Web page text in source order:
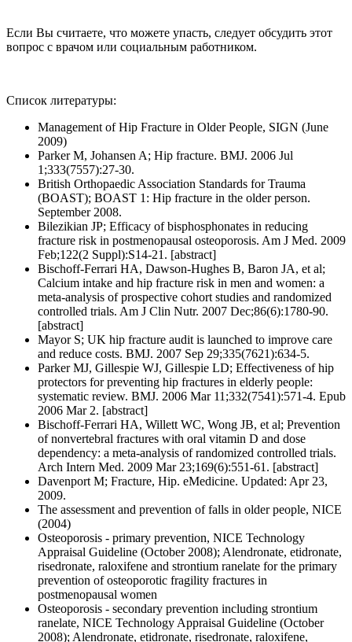
Если Вы считаете, что можете упасть, следует обсудить этот
вопрос с врачом или социальным работником.
Список литературы:
Management of Hip Fracture in Older People, SIGN (June
2009)
Parker M, Johansen A; Hip fracture. BMJ. 2006 Jul
1;333(7557):27-30.
British Orthopaedic Association Standards for Trauma
(BOAST); BOAST 1: Hip fracture in the older person.
September 2008.
Bilezikian JP; Efficacy of bisphosphonates in reducing
fracture risk in postmenopausal osteoporosis. Am J Med. 2009
Feb;122(2 Suppl):S14-21. [abstract]
Bischoff-Ferrari HA, Dawson-Hughes B, Baron JA, et al;
Calcium intake and hip fracture risk in men and women: a
meta-analysis of prospective cohort studies and randomized
controlled trials. Am J Clin Nutr. 2007 Dec;86(6):1780-90.
[abstract]
Mayor S; UK hip fracture audit is launched to improve care
and reduce costs. BMJ. 2007 Sep 29;335(7621):634-5.
Parker MJ, Gillespie WJ, Gillespie LD; Effectiveness of hip
protectors for preventing hip fractures in elderly people:
systematic review. BMJ. 2006 Mar 11;332(7541):571-4. Epub
2006 Mar 2. [abstract]
Bischoff-Ferrari HA, Willett WC, Wong JB, et al; Prevention
of nonvertebral fractures with oral vitamin D and dose
dependency: a meta-analysis of randomized controlled trials.
Arch Intern Med. 2009 Mar 23;169(6):551-61. [abstract]
Davenport M; Fracture, Hip. eMedicine. Updated: Apr 23,
2009.
The assessment and prevention of falls in older people, NICE
(2004)
Osteoporosis - primary prevention, NICE Technology
Appraisal Guideline (October 2008); Alendronate, etidronate,
risedronate, raloxifene and strontium ranelate for the primary
prevention of osteoporotic fragility fractures in
postmenopausal women
Osteoporosis - secondary prevention including strontium
ranelate, NICE Technology Appraisal Guideline (October
2008); Alendronate, etidronate, risedronate, raloxifene,